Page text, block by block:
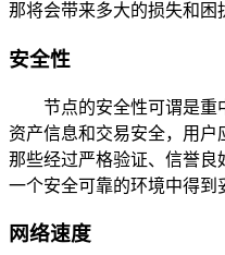
那将会带来多大的损失和困
安全性
节点的安全性可谓是重
资产信息和交易安全，用
那些经过严格验证、信誉
一个安全可靠的环境中得到
网络速度